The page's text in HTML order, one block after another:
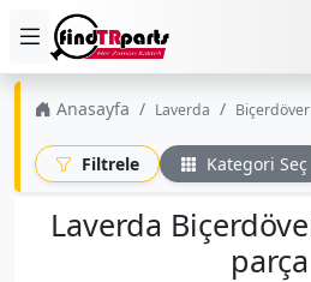
Anasayfa Laverda Biçerdöver
Filtrele Kategori Seç
Laverda
parça